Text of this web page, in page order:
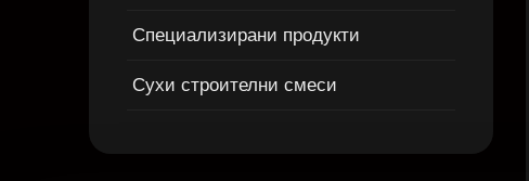
Специализирани продукти
Сухи строителни смеси